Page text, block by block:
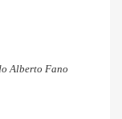
Alberto Fano